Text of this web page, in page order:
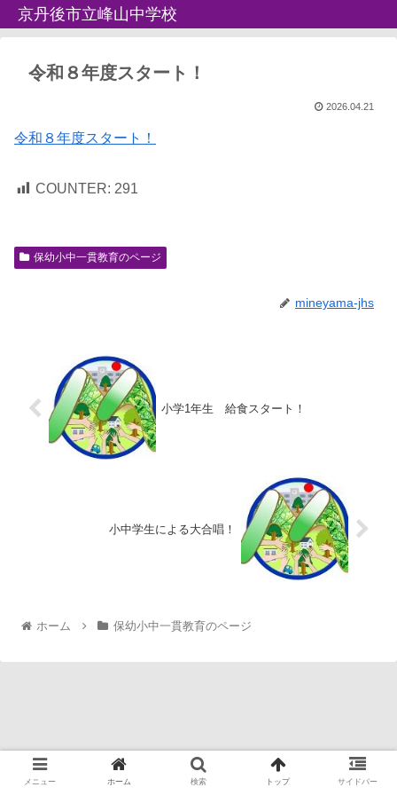
京丹後市立峰山中学校
令和８年度スタート！
2026.04.21
令和８年度スタート！
COUNTER: 291
保幼小中一貫教育のページ
mineyama-jhs
小学1年生 給食スタート！
小中学生による大合唱！
ホーム 保幼小中一貫教育のページ
メニュー ホーム 検索 トップ サイドバー